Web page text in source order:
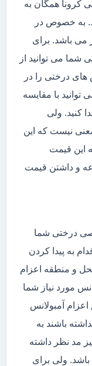
کرونا همگان به
به خصوص در
می باشد. برای
شما می توانید از
های درختی را در
با مقایسه
کنید. ولی
نیست که این
این قیمت
و داشتن قیمت
درختی شما
به پیدا کردن
و منطقه اعزام
مورد نیاز شما
آمبولانس
باشند به
مد نظر داشته
ولی برای